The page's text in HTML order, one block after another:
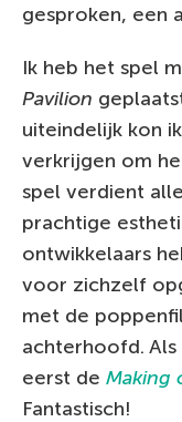
gesproken, een
Ik heb het spel
Pavilion
uiteindelijk kon
verkrijgen om
spel verdient
prachtige
ontwikkelaars
voor zichzelf
met de
achterhoofd.
eerst de Making
Fantastisch!